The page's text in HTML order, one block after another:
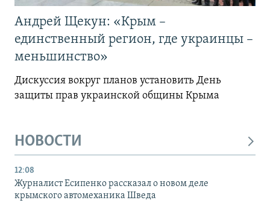
Андрей Щекун: «Крым –
единственный регион, где украинцы –
меньшинство»
Дискуссия вокруг планов установить День
защиты прав украинской общины Крыма
НОВОСТИ
12:08
Журналист Есипенко рассказал о новом деле
крымского автомеханика Шведа